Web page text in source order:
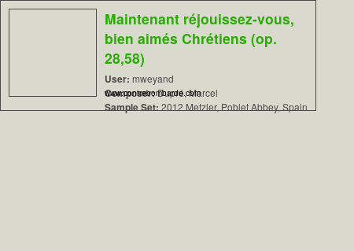
Maintenant réjouissez-vous,
bien aimés Chrétiens (op.
28,58)
User: mweyand
Composer:Dupré, Marcel
Sample Set:2012 Metzler, Poblet Abbey, Spain
www.contrebombarde.com